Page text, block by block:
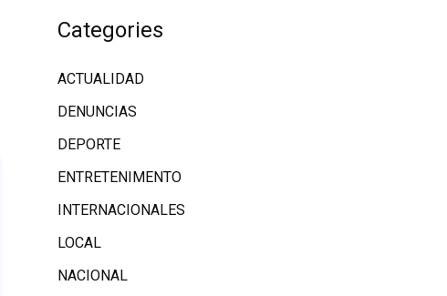
Categories
ACTUALIDAD
DENUNCIAS
DEPORTE
ENTRETENIMENTO
INTERNACIONALES
LOCAL
NACIONAL